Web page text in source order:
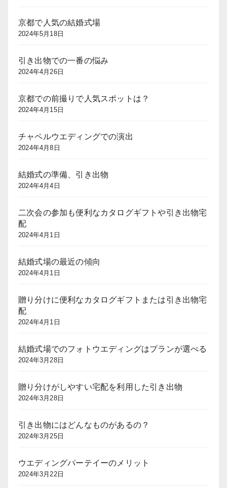
京都で人気の結婚式場
2024年5月18日
引き出物での一番の悩み
2024年4月26日
京都での前撮りで人気スポットは？
2024年4月15日
チャペルウエディングでの演出
2024年4月8日
結婚式の準備、引き出物
2024年4月4日
二次会の参加も便利なカタログギフトや引き出物宅
配
2024年4月1日
結婚式場の最近の傾向
2024年4月1日
贈り分けに便利なカタログギフトまたは引き出物宅
配
2024年4月1日
結婚式場でのフォトウエディングはプランが選べる
2024年3月28日
贈り分けがしやすい宅配を利用した引き出物
2024年3月28日
引き出物にはどんなものがあるの？
2024年3月25日
ウエディングパーテイーのメリット
2024年3月22日